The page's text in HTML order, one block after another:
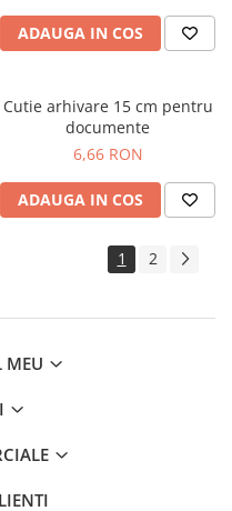
ADAUGA IN COS
Cutie arhivare 15 cm pentru
documente
6,66 RON
ADAUGA IN COS
1 2
MEU